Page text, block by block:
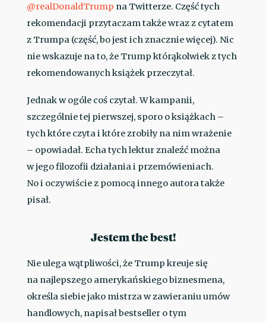
@realDonaldTrump na Twitterze. Część tych
rekomendacji przytaczam także wraz z cytatem
z Trumpa (część, bo jest ich znacznie więcej). Nic
nie wskazuje na to, że Trump którąkolwiek z tych
rekomendowanych książek przeczytał.
Jednak w ogóle coś czytał. W kampanii,
szczególnie tej pierwszej, sporo o książkach –
tych które czyta i które zrobiły na nim wrażenie
– opowiadał. Echa tych lektur znaleźć można
w jego filozofii działania i przemówieniach.
No i oczywiście z pomocą innego autora także
pisał.
Jestem the best!
Nie ulega wątpliwości, że Trump kreuje się
na najlepszego amerykańskiego biznesmena,
określa siebie jako mistrza w zawieraniu umów
handlowych, napisał bestseller o tym